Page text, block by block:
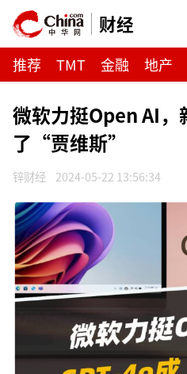
财经
推荐 TMT 金融 地产
微软力挺Open AI，
了“贾维斯”
锌财经 2024-05-22 13:56:34